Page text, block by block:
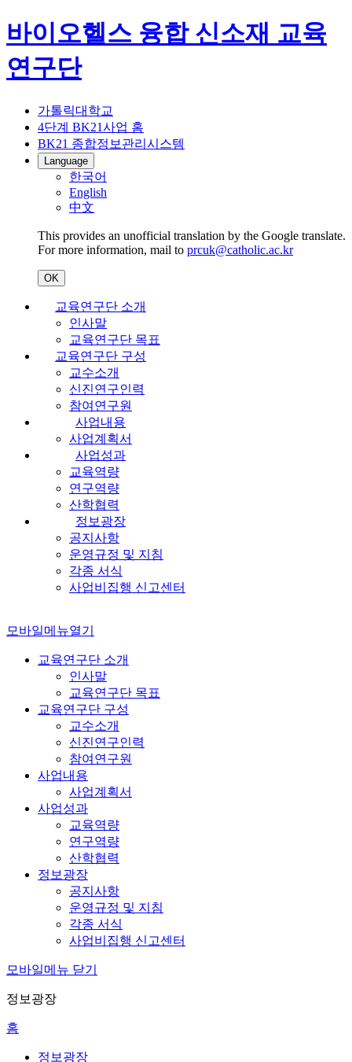
바이오헬스 융합 신소재 교육
연구단
가톨릭대학교
4단계 BK21사업 홈
BK21 종합정보관리시스템
Language
한국어
English
中文
This provides an unofficial translation by the Google translate.
For more information, mail to prcuk@catholic.ac.kr
OK
교육연구단 소개
인사말
교육연구단 목표
교육연구단 구성
교수소개
신진연구인력
참여연구원
사업내용
사업계획서
사업성과
교육역량
연구역량
산학협력
정보광장
공지사항
운영규정 및 지침
각종 서식
사업비집행 신고센터
모바일메뉴열기
교육연구단 소개
인사말
교육연구단 목표
교육연구단 구성
교수소개
신진연구인력
참여연구원
사업내용
사업계획서
사업성과
교육역량
연구역량
산학협력
정보광장
공지사항
운영규정 및 지침
각종 서식
사업비집행 신고센터
모바일메뉴 닫기
정보광장
홈
정보광장